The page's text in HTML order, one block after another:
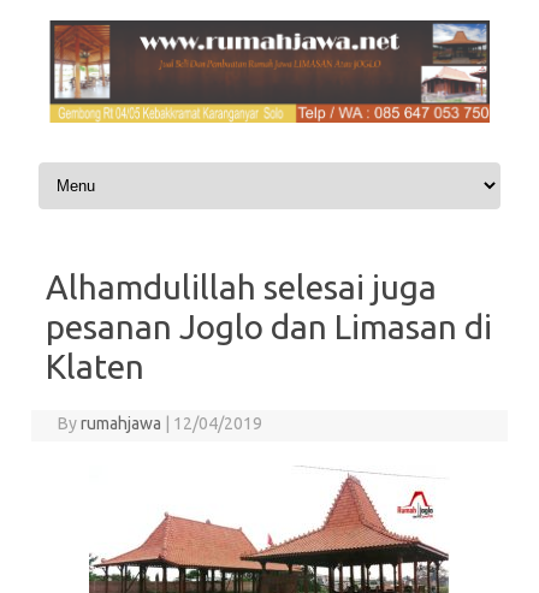
Skip to content
Alhamdulillah selesai juga
pesanan Joglo dan Limasan di
Klaten
Byrumahjawa 12/04/2019